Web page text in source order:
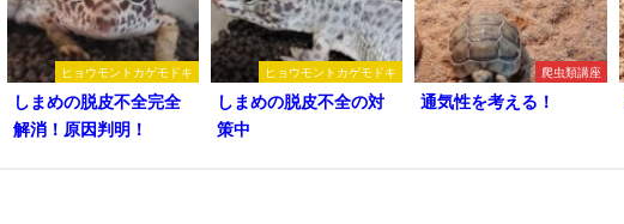
ヒョウモントカゲモドキ
しまめの脱皮不全完全
解消！原因判明！
ヒョウモントカゲモドキ
しまめの脱皮不全の対
策中
爬虫類講座
通気性を考える！